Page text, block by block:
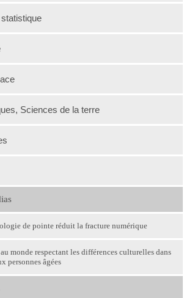
Sciences de la terre
de pointe réduit la fracture numérique
monde respectant les différences culturelles dans
personnes âgées